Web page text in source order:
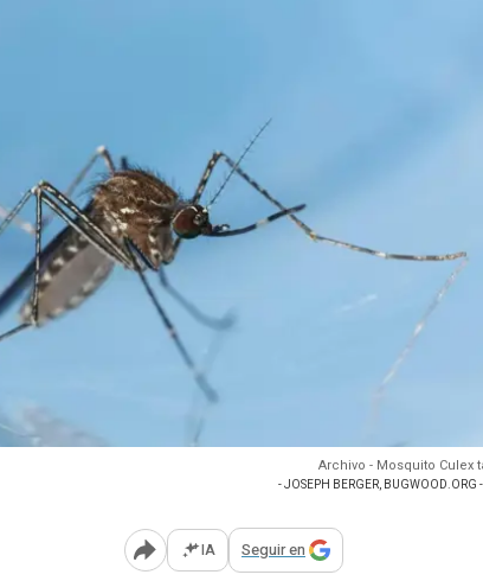
Archivo - Mosquito Culex
- JOSEPH BERGER, BUGWOOD.ORG
Abrir opciones para compartir
IA Seguir en